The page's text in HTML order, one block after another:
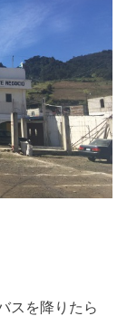
スを降りたら